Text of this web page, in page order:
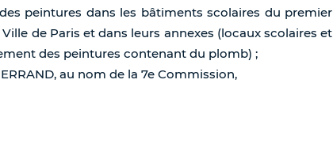
peintures dans les bâtiments scolaires du premier
de Paris et dans leurs annexes (locaux scolaires et
des peintures contenant du plomb) ;
au nom de la 7e Commission,